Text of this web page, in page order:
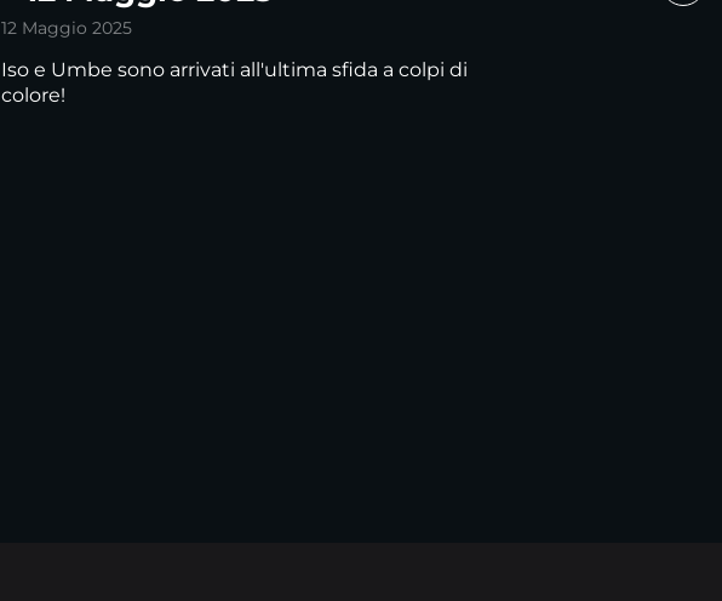
12 Maggio 2025
Iso e Umbe sono arrivati all'ultima sfida a colpi di
colore!